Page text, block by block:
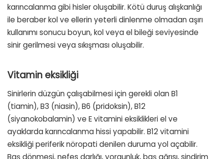
karıncalanma gibi hisler oluşabilir. Kötü duruş alışkanlığı
ile beraber kol ve ellerin yeterli dinlenme olmadan aşırı
kullanımı sonucu boyun, kol veya el bileği seviyesinde
sinir gerilmesi veya sıkışması oluşabilir.
Vitamin eksikliği
Sinirlerin düzgün çalışabilmesi için gerekli olan B1
(tiamin), B3 (niasin), B6 (pridoksin), B12
(siyanokobalamin) ve E vitamini eksiklikleri el ve
ayaklarda karıncalanma hissi yapabilir. B12 vitamini
eksikliği periferik nöropati denilen duruma yol açabilir.
Baş dönmesi, nefes darlığı, yorgunluk, baş ağrısı, sindirim